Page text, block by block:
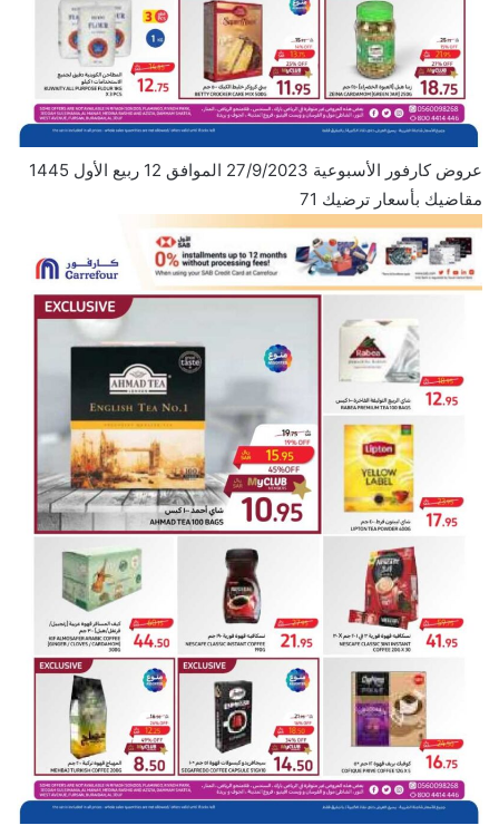
عروض كارفور الأسبوعية 27/9/2023 الموافق 12 ربيع الأول 1445
مقاضيك بأسعار ترضيك 71